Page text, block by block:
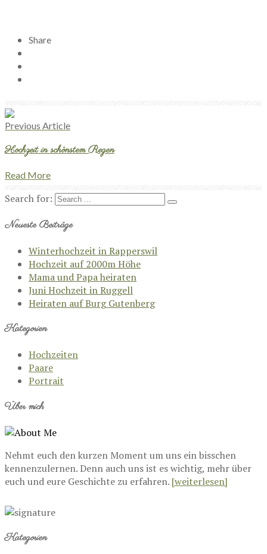
Share
Previous Article
Hochzeit in schönstem Regen
Read More
Search for:
Neueste Beiträge
Winterhochzeit in Rapperswil
Hochzeit auf 2000m Höhe
Mama und Papa heiraten
Juni Hochzeit in Ruggell
Heiraten auf Burg Gutenberg
Kategorien
Hochzeiten
Paare
Portrait
Über mich
Nehmt euch den kurzen Moment um uns ein bisschen
kennenzulernen. Denn auch uns ist es wichtig, mehr über
euch und eure Geschichte zu erfahren. [weiterlesen]
Kategorien